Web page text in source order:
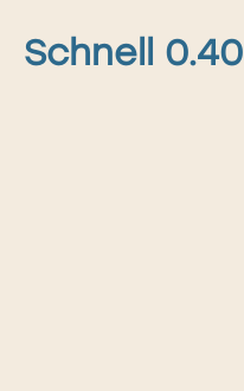
Schnell 0.40